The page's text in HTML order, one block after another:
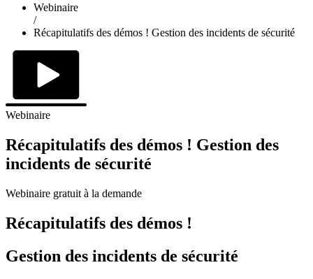
Webinaire
/
Récapitulatifs des démos ! Gestion des incidents de sécurité
Webinaire
Récapitulatifs des démos ! Gestion des
incidents de sécurité
Webinaire gratuit à la demande
Récapitulatifs des démos !
Gestion des incidents de sécurité